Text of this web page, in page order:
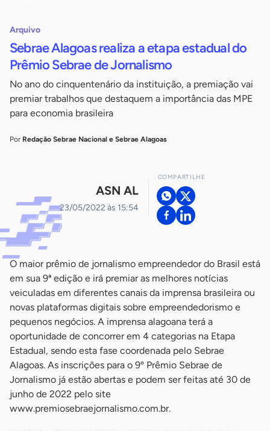
Arquivo
Sebrae Alagoas realiza a etapa estadual do
Prêmio Sebrae de Jornalismo
No ano do cinquentenário da instituição, a premiação vai
premiar trabalhos que destaquem a importância das MPE
para economia brasileira
Por Redação Sebrae Nacional e Sebrae Alagoas
ASN AL
23/05/2022 às 15:54
COMPARTILHE
O maior prêmio de jornalismo empreendedor do Brasil está
em sua 9ª edição e irá premiar as melhores notícias
veiculadas em diferentes canais da imprensa brasileira ou
novas plataformas digitais sobre empreendedorismo e
pequenos negócios. A imprensa alagoana terá a
oportunidade de concorrer em 4 categorias na Etapa
Estadual, sendo esta fase coordenada pelo Sebrae
Alagoas. As inscrições para o 9º Prêmio Sebrae de
Jornalismo já estão abertas e podem ser feitas até 30 de
junho de 2022 pelo site
www.premiosebraejornalismo.com.br.